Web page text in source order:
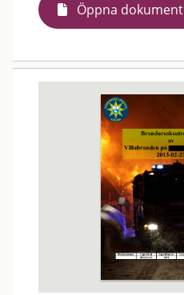
Öppna dokument